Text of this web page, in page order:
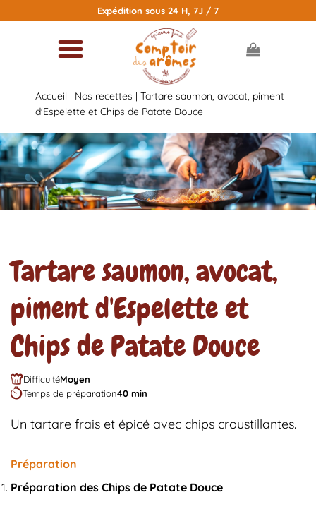
au
Expédition sous 24 H, 7J / 7
Accueil | Nos recettes | Tartare saumon, avocat, piment
d'Espelette et Chips de Patate Douce
Tartare saumon, avocat,
piment d'Espelette et
Chips de Patate Douce
DifficultéMoyen
Temps de préparation40 min
Un tartare frais et épicé avec chips croustillantes.
Préparation
Préparation des Chips de Patate Douce